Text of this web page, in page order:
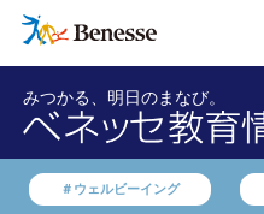
みつかる、明日のまなび。
＃ウェルビーイング